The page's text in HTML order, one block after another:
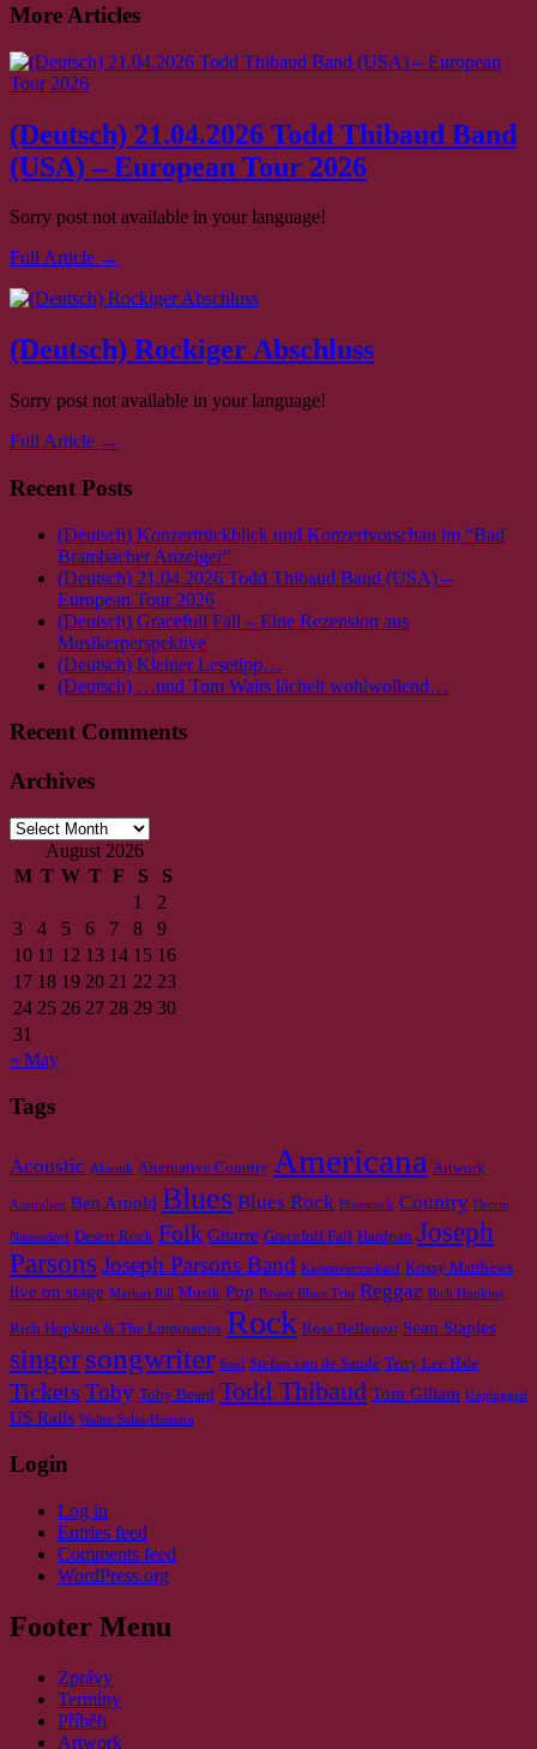
More Articles
(Deutsch) 21.04.2026 Todd Thibaud Band
(USA) – European Tour 2026
Sorry post not available in your language!
Full Article →
(Deutsch) Rockiger Abschluss
Sorry post not available in your language!
Full Article →
Recent Posts
(Deutsch) Konzertrückblick und Konzertvorschau im “Bad
Brambacher Anzeiger”
(Deutsch) 21.04.2026 Todd Thibaud Band (USA) –
European Tour 2026
(Deutsch) Gracefull Fall – Eine Rezension aus
Musikerperspektive
(Deutsch) Kleiner Lesetipp…
(Deutsch) …und Tom Waits lächelt wohlwollend…
Recent Comments
Archives
Archives
August 2026
M T W T F S
S
1
2
3
4 5 6 7 8
9
10 11 12 13 14 15 16
17 18 19 20 21 22 23
24 25 26 27 28 29 30
31
« May
Tags
Acoustic Akustik Alternative Country Americana Artwork
Australien Ben Arnold Blues Blues Rock Bluesrock Country Derrin
Nauendorf Desert Rock Folk Gitarre Gracefull Fall Hardpan Joseph
Parsons Joseph Parsons Band Kartenvorverkauf Krissy Matthews
live on stage Markus Rill Musik Pop Power Blues Trio Reggae Rich Hopkins
Rich Hopkins & The Luminarios Rock Ross Bellenoit Sean Staples
singersongwriter Soul Stefan van de Sande Terry Lee Hale
Tickets Toby Toby Beard Todd Thibaud Tom Gillam Unplugged
US Rails Walter Salas-Humara
Login
Log in
Entries feed
Comments feed
WordPress.org
Footer Menu
Zprávy
Termíny
Příběh
Artwork